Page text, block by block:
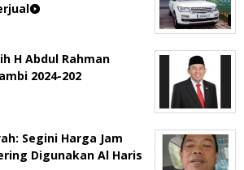
H Abdul Rahman
2024-202
Segini Harga Jam
Digunakan Al Haris